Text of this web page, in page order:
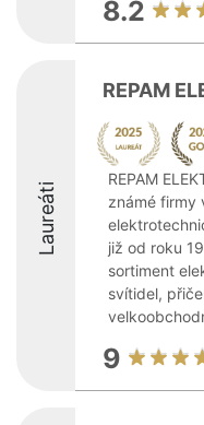
8.2
Laureáti
REPAM
REPAM
známé firmy
již od roku
sortiment
svítidel,
9